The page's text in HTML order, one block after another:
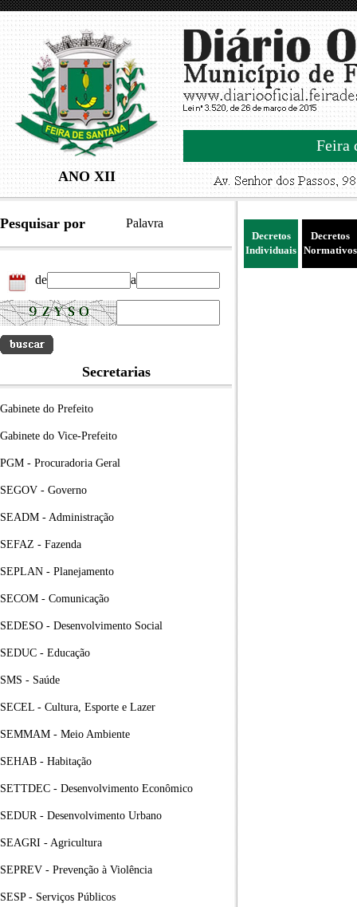
ANO XII
Feira
Pesquisar por Palavra
de a
Secretarias
Gabinete do Prefeito
Gabinete do Vice-Prefeito
PGM - Procuradoria Geral
SEGOV - Governo
SEADM - Administração
SEFAZ - Fazenda
SEPLAN - Planejamento
SECOM - Comunicação
SEDESO - Desenvolvimento Social
SEDUC - Educação
SMS - Saúde
SECEL - Cultura, Esporte e Lazer
SEMMAM - Meio Ambiente
SEHAB - Habitação
SETTDEC - Desenvolvimento Econômico
SEDUR - Desenvolvimento Urbano
SEAGRI - Agricultura
SEPREV - Prevenção à Violência
SESP - Serviços Públicos
Decretos
Individuais
Decretos
Normativos